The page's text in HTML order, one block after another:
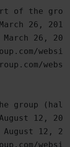
of the
26, 2015
26,
group
12,
12,